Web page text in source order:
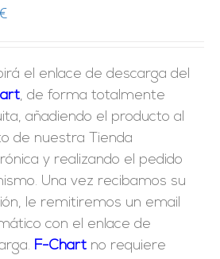
€
el enlace de descarga del
, de forma totalmente
añadiendo el producto al
de nuestra Tienda
y realizando el pedido
Una vez recibamos su
le remitiremos un email
con el enlace de
F-Chart no requiere